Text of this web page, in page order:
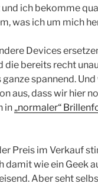
ich bekomme
was ich um mich
Devices
die bereits recht
spannend. Und
aus, dass wir hier
in „normaler“
Preis im Verkauf
wie ein Geek
Aber seht